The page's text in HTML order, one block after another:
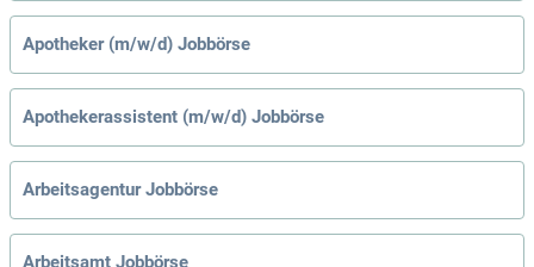
Apotheker (m/w/d) Jobbörse
Apothekerassistent (m/w/d) Jobbörse
Arbeitsagentur Jobbörse
Arbeitsamt Jobbörse